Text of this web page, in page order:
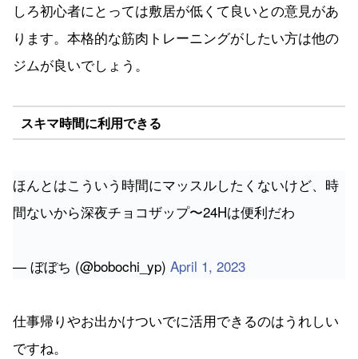
ります。本格的な筋肉トレーニングがしたい方は他の
ジムが良いでしょう。
スキマ時間に利用できる
ほんとはこういう時間にマッスルしたくないけど、時
間ないから深夜チョコザップ〜24Hは便利だわ
— ぼぼち (@bobochi_yp) April 1, 2023
仕事帰りやお出かけついでに活用できるのはうれしい
ですね。